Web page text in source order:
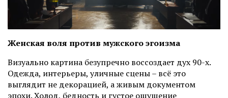
Женская воля против мужского эгоизма
Визуально картина безупречно воссоздает дух 90-х.
Одежда, интерьеры, уличные сцены – всё это
выглядит не декорацией, а живым документом
эпохи. Холод, бедность и густое ощущение